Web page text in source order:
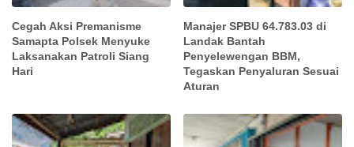
Cegah Aksi Premanisme
Samapta Polsek Menyuke
Laksanakan Patroli Siang
Hari
Manajer SPBU 64.783.03 di
Landak Bantah
Penyelewengan BBM,
Tegaskan Penyaluran Sesuai
Aturan